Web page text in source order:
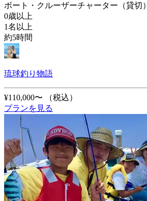
ボート・クルーザーチャーター（貸切）
0歳以上
1名以上
約5時間
琉球釣り物語
¥110,000〜
（税込）
プランを見る